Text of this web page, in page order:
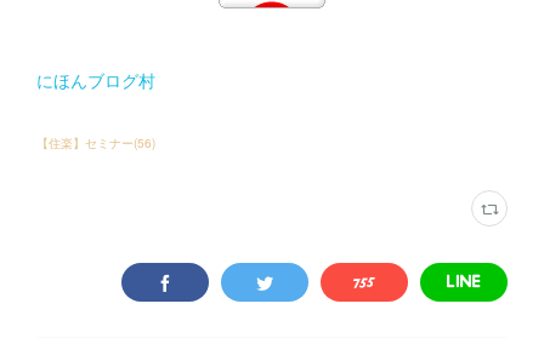
にほんブログ村
【住楽】セミナー(56)